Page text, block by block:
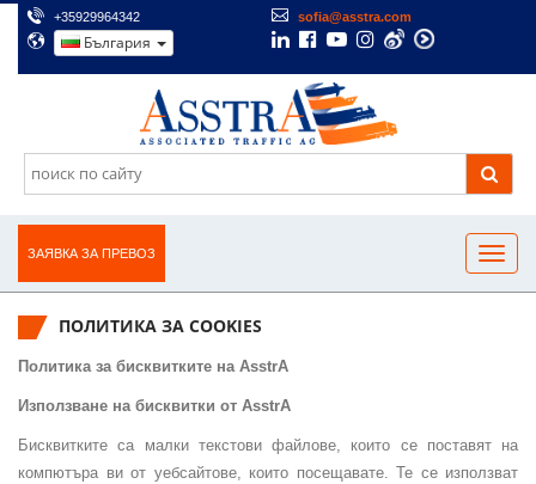
+35929964342 sofia@asstra.com
България
ЗАЯВКА ЗА ПРЕВОЗ
ПОЛИТИКА ЗА COOKIES
Политика за бисквитките на AsstrA
Използване на бисквитки от AsstrA
Бисквитките са малки текстови файлове, които се поставят на
компютъра ви от уебсайтове, които посещавате. Те се използват